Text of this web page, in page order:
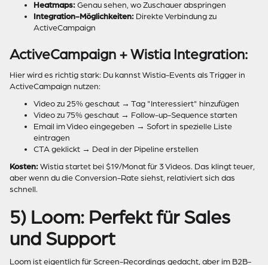
Heatmaps: Genau sehen, wo Zuschauer abspringen
Integration-Möglichkeiten: Direkte Verbindung zu
ActiveCampaign
ActiveCampaign + Wistia Integration:
Hier wird es richtig stark: Du kannst Wistia-Events als Trigger in
ActiveCampaign nutzen:
Video zu 25% geschaut → Tag "Interessiert" hinzufügen
Video zu 75% geschaut → Follow-up-Sequence starten
Email im Video eingegeben → Sofort in spezielle Liste
eintragen
CTA geklickt → Deal in der Pipeline erstellen
Kosten: Wistia startet bei $19/Monat für 3 Videos. Das klingt teuer,
aber wenn du die Conversion-Rate siehst, relativiert sich das
schnell.
5) Loom: Perfekt für Sales
und Support
Loom ist eigentlich für Screen-Recordings gedacht, aber im B2B-